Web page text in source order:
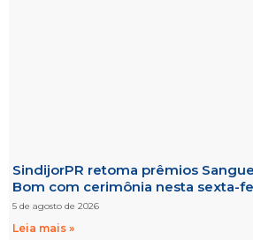
SindijorPR retoma prêmios
Bom com cerimônia nesta sexta-
5 de agosto de 2026
Leia mais »